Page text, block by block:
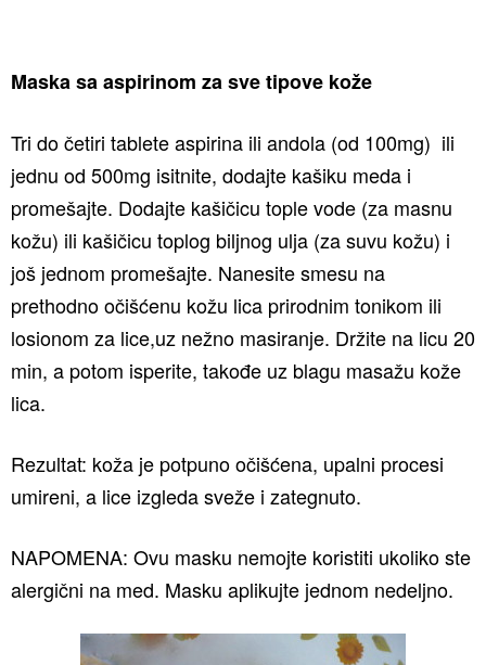
Maska sa aspirinom za sve tipove kože
Tri do četiri tablete aspirina ili andola (od 100mg) ili
jednu od 500mg isitnite, dodajte kašiku meda i
promešajte. Dodajte kašičicu tople vode (za masnu
kožu) ili kašičicu toplog biljnog ulja (za suvu kožu) i
još jednom promešajte. Nanesite smesu na
prethodno očišćenu kožu lica prirodnim tonikom ili
losionom za lice,uz nežno masiranje. Držite na licu 20
min, a potom isperite, takođe uz blagu masažu kože
lica.
Rezultat: koža je potpuno očišćena, upalni procesi
umireni, a lice izgleda sveže i zategnuto.
NAPOMENA: Ovu masku nemojte koristiti ukoliko ste
alergični na med. Masku aplikujte jednom nedeljno.